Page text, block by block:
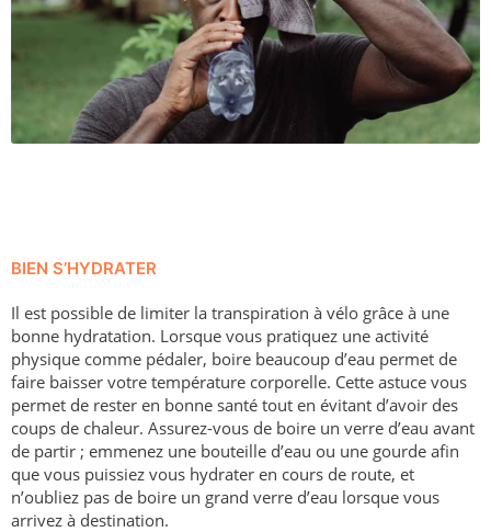
BIEN S’HYDRATER
Il est possible de limiter la transpiration à vélo grâce à une
bonne hydratation. Lorsque vous pratiquez une activité
physique comme pédaler, boire beaucoup d’eau permet de
faire baisser votre température corporelle. Cette astuce vous
permet de rester en bonne santé tout en évitant d’avoir des
coups de chaleur. Assurez-vous de boire un verre d’eau avant
de partir ; emmenez une bouteille d’eau ou une gourde afin
que vous puissiez vous hydrater en cours de route, et
n’oubliez pas de boire un grand verre d’eau lorsque vous
arrivez à destination.